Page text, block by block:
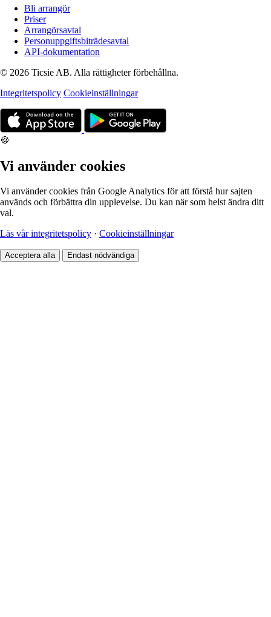
Bli arrangör
Priser
Arrangörsavtal
Personuppgiftsbiträdesavtal
API-dokumentation
© 2026 Ticsie AB. Alla rättigheter förbehållna.
Integritetspolicy Cookieinställningar
🍪
Vi använder cookies
Vi använder cookies från Google Analytics för att förstå hur sajten
används och förbättra din upplevelse. Du kan när som helst ändra ditt
val.
Läs vår integritetspolicy · Cookieinställningar
Acceptera alla Endast nödvändiga